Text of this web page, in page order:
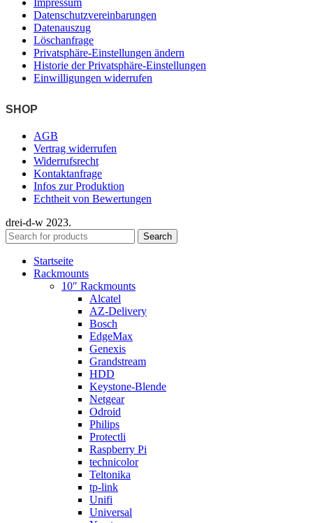
Impressum
Datenschutzvereinbarungen
Datenauszug
Löschanfrage
Privatsphäre-Einstellungen ändern
Historie der Privatsphäre-Einstellungen
Einwilligungen widerrufen
SHOP
AGB
Vertrag widerrufen
Widerrufsrecht
Kontaktanfrage
Infos zur Produktion
Echtheit von Bewertungen
drei-d-w 2023.
Search
Startseite
Rackmounts
10″ Rackmounts
Alcatel
AZ-Delivery
Bosch
EdgeMax
Genexis
Grandstream
HDD
Keystone-Blende
Netgear
Odroid
Philips
Protectli
Raspberry Pi
technicolor
Teltonika
tp-link
Unifi
Universal